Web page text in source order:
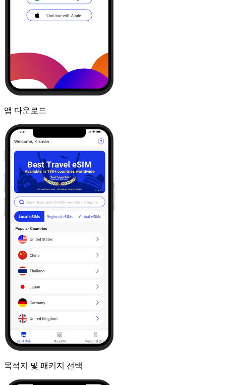
앱 다운로드
목적지 및 패키지 선택